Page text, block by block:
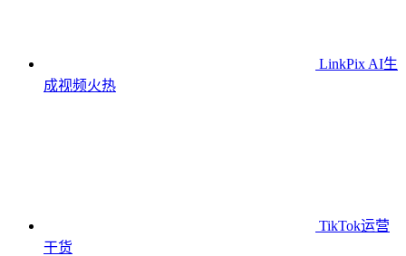
LinkPix AI生
成视频火热
TikTok运营
干货